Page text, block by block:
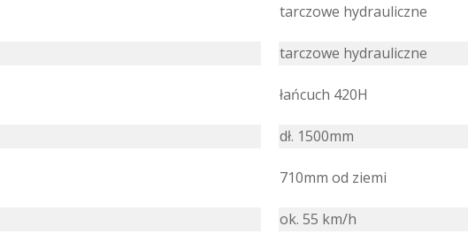
tarczowe hydrauliczne
tarczowe hydrauliczne
łańcuch 420H
dł. 1500mm
710mm od ziemi
ok. 55 km/h